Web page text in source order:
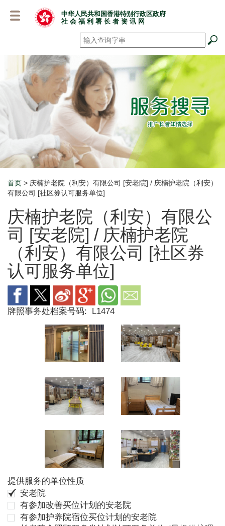
中华人民共和国香港特别行政区政府
社 会 福 利 署 长 者 资 讯 网
搜寻 *
Breadcrumb
首页 > 庆楠护老院（利安）有限公司 [安老院] / 庆楠护老院（利安）
有限公司 [社区券认可服务单位]
庆楠护老院（利安）有限公
司 [安老院] / 庆楠护老院
（利安）有限公司 [社区券
认可服务单位]
牌照事务处档案号码: L1474
提供服务的单位性质
安老院
有参加改善买位计划的安老院
有参加护养院宿位买位计划的安老院